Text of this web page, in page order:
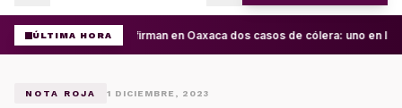
ÚLTIMA HORAConfirman en Oaxaca dos casos de cólera: uno en la
NOTA ROJA 1 DICIEMBRE, 2023